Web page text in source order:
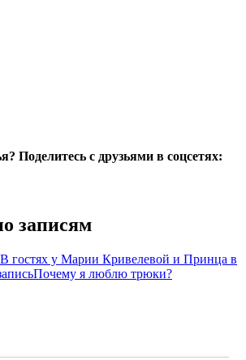
Поделитесь с друзьями в соцсетях:
записям
В гостях у Марии Кривелевой и Принца в
Почему я люблю трюки?